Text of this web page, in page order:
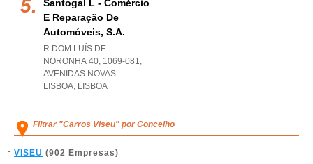
Santogal L - Comércio
E Reparação De
Automóveis, S.a.
R DOM LUÍS DE
NORONHA 40, 1069-081,
AVENIDAS NOVAS
LISBOA, LISBOA
Filtrar "Carros Viseu" por Concelho
VISEU (902 Empresas)